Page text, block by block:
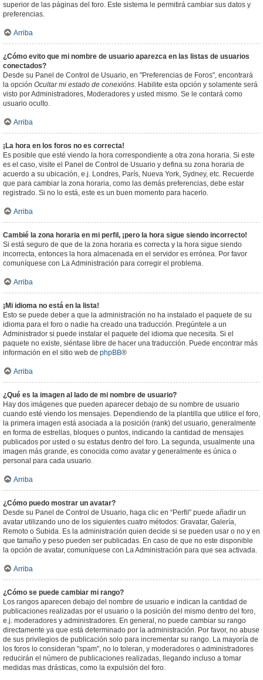
superior de las páginas del foro. Este sistema le permitirá cambiar sus datos y
preferencias.
Arriba
¿Cómo evito que mi nombre de usuario aparezca en las listas de usuarios
conectados?
Desde su Panel de Control de Usuario, en "Preferencias de Foros", encontrará
la opción Ocultar mi estado de conexións. Habilite esta opción y solamente será
visto por Administradores, Moderadores y usted mismo. Se le contará como
usuario oculto.
Arriba
¡La hora en los foros no es correcta!
Es posible que esté viendo la hora correspondiente a otra zona horaria. Si este
es el caso, visite el Panel de Control de Usuario y defina su zona horaria de
acuerdo a su ubicación, e.j. Londres, París, Nueva York, Sydney, etc. Recuerde
que para cambiar la zona horaria, como las demás preferencias, debe estar
registrado. Si no lo está, este es un buen momento para hacerlo.
Arriba
Cambié la zona horaria en mi perfil, ¡pero la hora sigue siendo incorrecto!
Si está seguro de que de la zona horaria es correcta y la hora sigue siendo
incorrecta, entonces la hora almacenada en el servidor es errónea. Por favor
comuníquese con La Administración para corregir el problema.
Arriba
¡Mi idioma no está en la lista!
Esto se puede deber a que la administración no ha instalado el paquete de su
idioma para el foro o nadie ha creado una traducción. Pregúntele a un
Administrador si puede instalar el paquete del idioma que necesita. Si el
paquete no existe, siéntase libre de hacer una traducción. Puede encontrar más
información en el sitio web de phpBB®
Arriba
¿Qué es la imagen al lado de mi nombre de usuario?
Hay dos imágenes que pueden aparecer debajo de su nombre de usuario
cuando esté viendo los mensajes. Dependiendo de la plantilla que utilice el foro,
la primera imagen está asociada a la posición (rank) del usuario, generalmente
en forma de estrellas, bloques o puntos, indicando la cantidad de mensajes
publicados por usted o su estatus dentro del foro. La segunda, usualmente una
imagen más grande, es conocida como avatar y generalmente es única o
personal para cada usuario.
Arriba
¿Cómo puedo mostrar un avatar?
Desde su Panel de Control de Usuario, haga clic en “Perfil” puede añadir un
avatar utilizando uno de los siguientes cuatro métodos: Gravatar, Galería,
Remoto o Subida. Es la administración quien decide si se pueden usar o no y en
que tamaño y peso pueden ser publicadas. En caso de que no este disponible
la opción de avatar, comuníquese con La Administración para que sea activada.
Arriba
¿Cómo se puede cambiar mi rango?
Los rangos aparecen debajo del nombre de usuario e indican la cantidad de
publicaciones realizadas por el usuario o la posición del mismo dentro del foro,
e.j. moderadores y administradores. En general, no puede cambiar su rango
directamente ya que está determinado por la administración. Por favor, no abuse
de sus privilegios de publicación solo para incrementar su rango. La mayoría de
los foros lo consideran "spam", no lo toleran, y moderadores o administradores
reducirán el número de publicaciones realizadas, llegando incluso a tomar
medidas mas drásticas, como la expulsión del foro.